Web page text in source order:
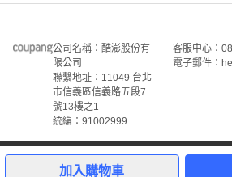
加入購物車
公司名稱：酷澎股份有
限公司
聯繫地址：11049 台北
市信義區信義路五段7
號13樓之1
統編：91002999
客服中心：
電子郵件：
©Coupang Taiwan Co., Ltd. 保留所有權利。
本網站上顯示的所有商標、標誌和服務標誌均為酷澎股
限公司和/或其在美國和其他國家/地區註冊之關聯公司